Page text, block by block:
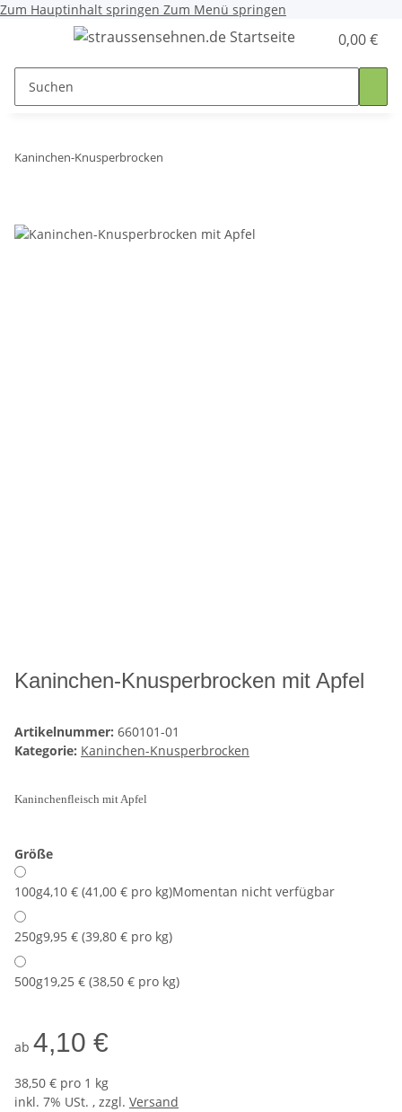
Zum Hauptinhalt springen Zum Menü springen
0,00 €
Kaninchen-Knusperbrocken
Kaninchen-Knusperbrocken mit Apfel
Artikelnummer: 660101-01
Kategorie: Kaninchen-Knusperbrocken
Kaninchenfleisch mit Apfel
Größe
100g4,10 € (41,00 € pro kg)Momentan nicht verfügbar
250g9,95 € (39,80 € pro kg)
500g19,25 € (38,50 € pro kg)
ab 4,10 €
38,50 € pro 1 kg
inkl. 7% USt. , zzgl. Versand